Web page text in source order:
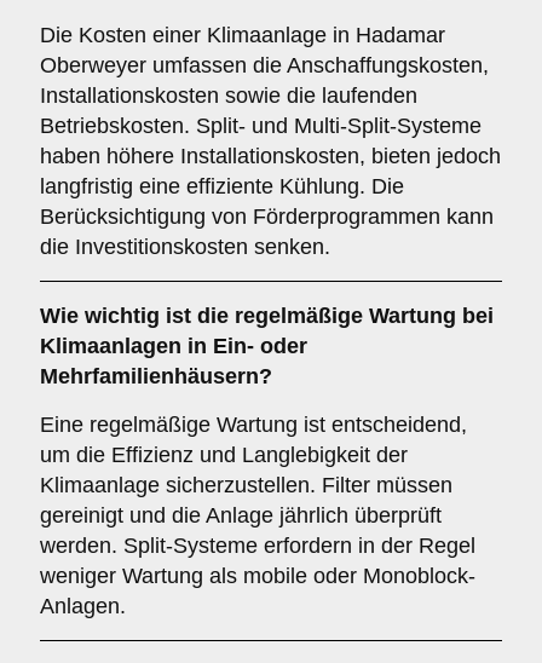
Die Kosten einer Klimaanlage in Hadamar
Oberweyer umfassen die Anschaffungskosten,
Installationskosten sowie die laufenden
Betriebskosten. Split- und Multi-Split-Systeme
haben höhere Installationskosten, bieten jedoch
langfristig eine effiziente Kühlung. Die
Berücksichtigung von Förderprogrammen kann
die Investitionskosten senken.
Wie wichtig ist die regelmäßige Wartung bei
Klimaanlagen in Ein- oder
Mehrfamilienhäusern?
Eine regelmäßige Wartung ist entscheidend,
um die Effizienz und Langlebigkeit der
Klimaanlage sicherzustellen. Filter müssen
gereinigt und die Anlage jährlich überprüft
werden. Split-Systeme erfordern in der Regel
weniger Wartung als mobile oder Monoblock-
Anlagen.